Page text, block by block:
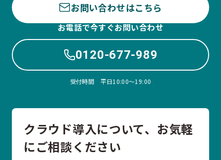
お問い合わせはこちら
お電話で今すぐお問い合わせ
0120-677-989
受付時間 平日10:00〜19:00
クラウド導入について、お気軽
にご相談ください